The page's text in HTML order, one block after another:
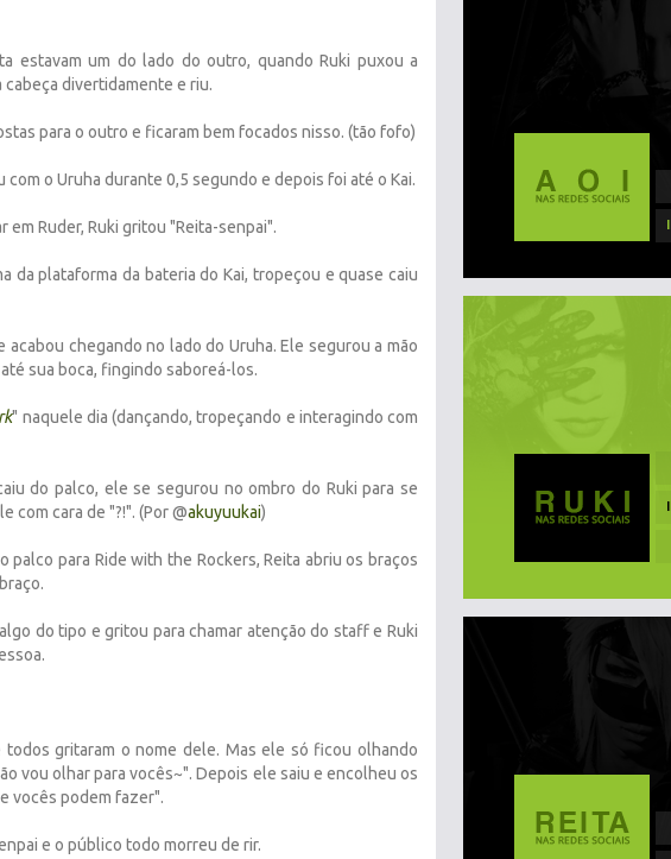
estavam um do lado do outro, quando Ruki puxou a
cabeça divertidamente e riu.
para o outro e ficaram bem focados nisso. (tão fofo)
com o Uruha durante 0,5 segundo e depois foi até o Kai.
em Ruder, Ruki gritou "Reita-senpai".
da plataforma da bateria do Kai, tropeçou e quase caiu
acabou chegando no lado do Uruha. Ele segurou a mão
sua boca, fingindo saboreá-los.
" naquele dia (dançando, tropeçando e interagindo com
do palco, ele se segurou no ombro do Ruki para se
com cara de "?!". (Por @akuyuukai)
palco para Ride with the Rockers, Reita abriu os braços
do tipo e gritou para chamar atenção do staff e Ruki
gritaram o nome dele. Mas ele só ficou olhando
vou olhar para vocês~". Depois ele saiu e encolheu os
vocês podem fazer".
e o público todo morreu de rir.